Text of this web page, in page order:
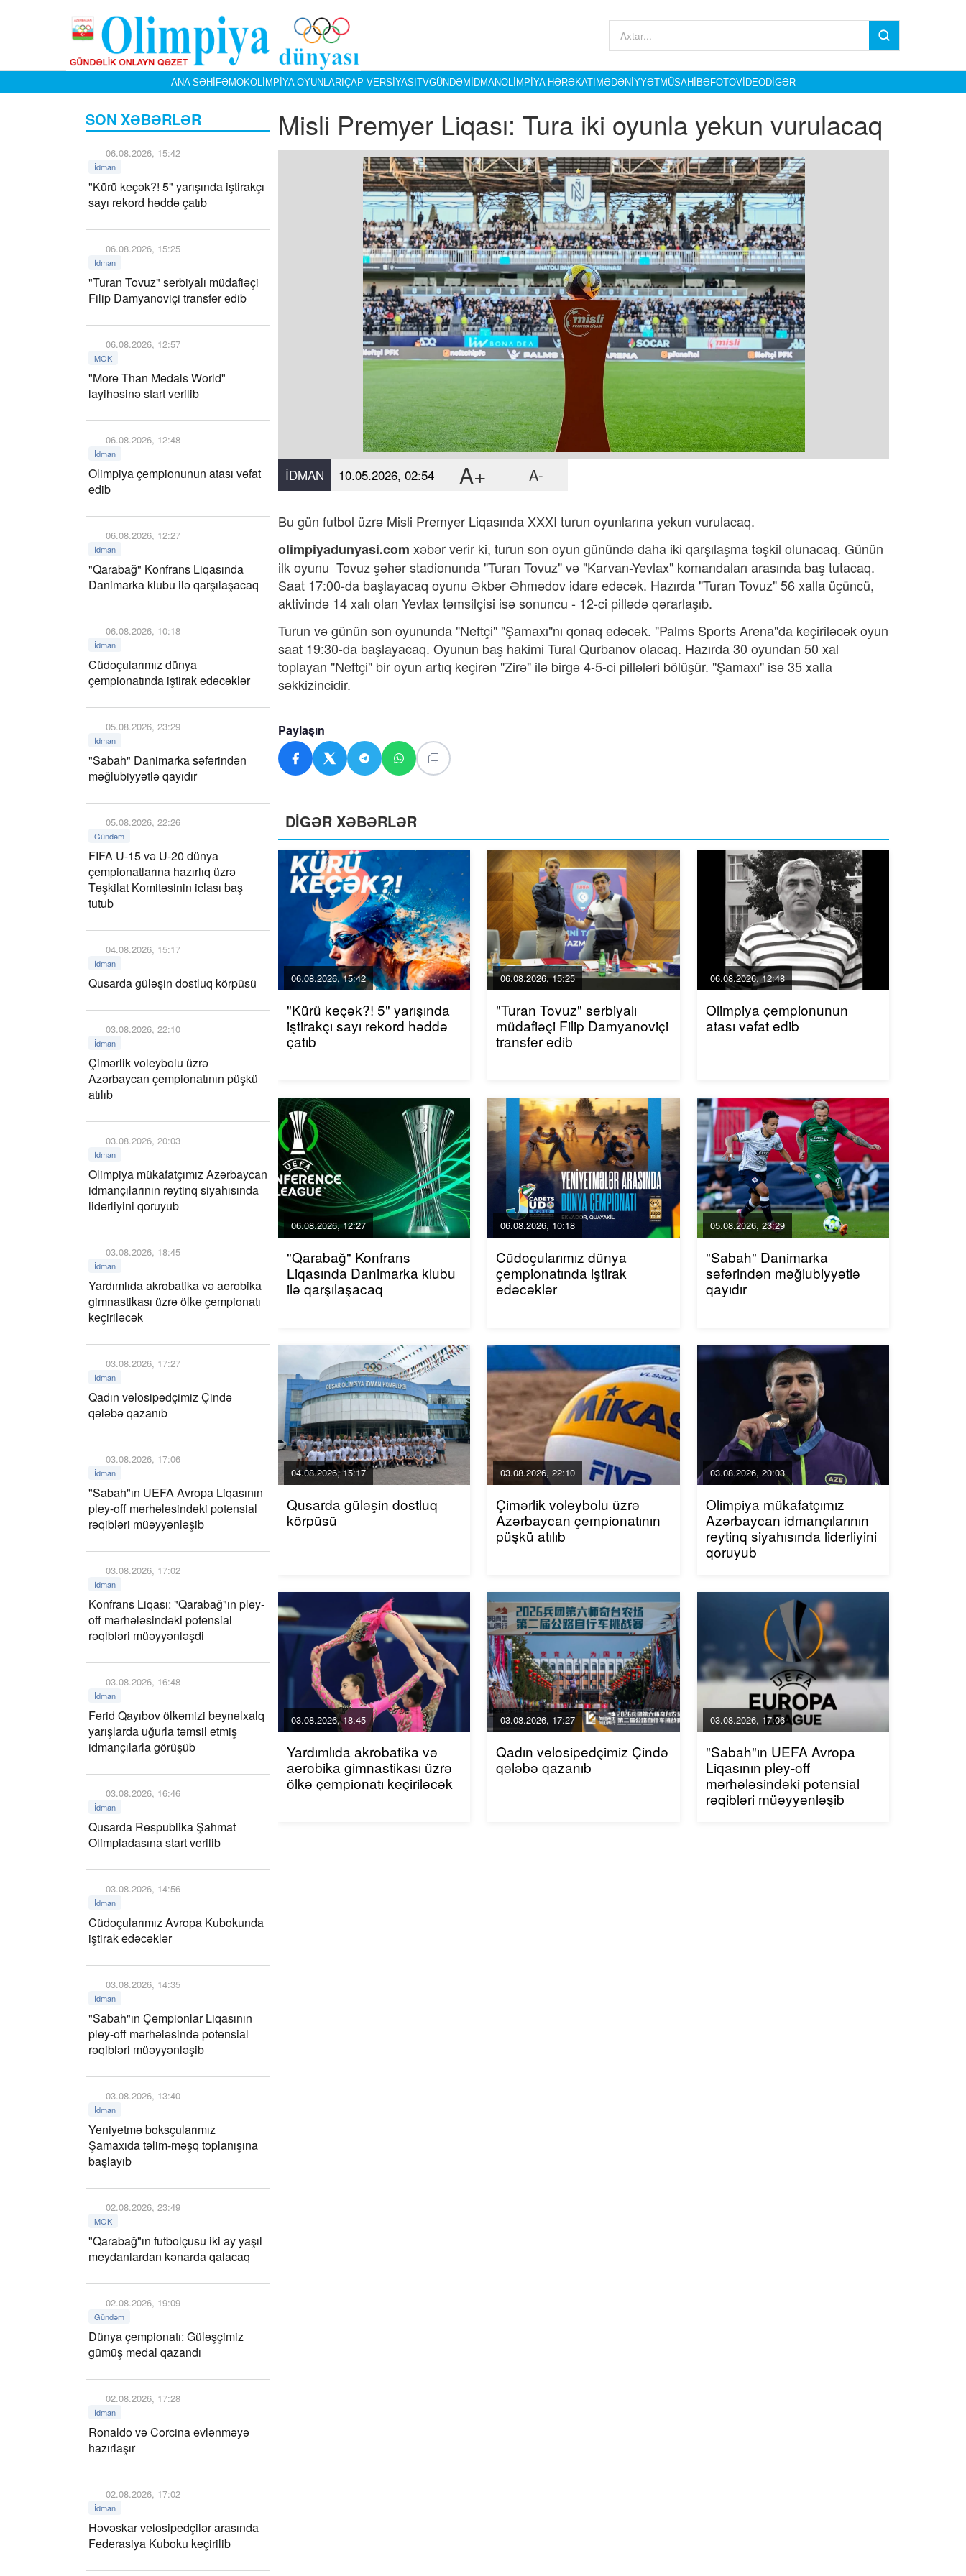
ANA SƏHIFƏMOKOLIMPIYA OYUNLARIÇAP VERSIYASITVGÜNDƏMİDMANOLIMPIYA HƏRƏKATIMƏDƏNIYYƏTMÜSAHIBƏFOTOVIDEODIGƏR
SON XƏBƏRLƏR
06.08.2026, 15:42
İdman
"Kürü keçək?! 5" yarışında iştirakçı
sayı rekord həddə çatıb
06.08.2026, 15:25
İdman
"Turan Tovuz" serbiyalı müdafiəçi
Filip Damyanoviçi transfer edib
06.08.2026, 12:57
MOK
"More Than Medals World"
layihəsinə start verilib
06.08.2026, 12:48
İdman
Olimpiya çempionunun atası vəfat
edib
06.08.2026, 12:27
İdman
"Qarabağ" Konfrans Liqasında
Danimarka klubu ilə qarşılaşacaq
06.08.2026, 10:18
İdman
Cüdoçularımız dünya
çempionatında iştirak edəcəklər
05.08.2026, 23:29
İdman
"Sabah" Danimarka səfərindən
məğlubiyyətlə qayıdır
05.08.2026, 22:26
Gündəm
FIFA U-15 və U-20 dünya
çempionatlarına hazırlıq üzrə
Təşkilat Komitəsinin iclası baş
tutub
04.08.2026, 15:17
İdman
Qusarda güləşin dostluq körpüsü
03.08.2026, 22:10
İdman
Çimərlik voleybolu üzrə
Azərbaycan çempionatının püşkü
atılıb
03.08.2026, 20:03
İdman
Olimpiya mükafatçımız Azərbaycan
idmançılarının reytinq siyahısında
liderliyini qoruyub
03.08.2026, 18:45
İdman
Yardımlıda akrobatika və aerobika
gimnastikası üzrə ölkə çempionatı
keçiriləcək
03.08.2026, 17:27
İdman
Qadın velosipedçimiz Çində
qələbə qazanıb
03.08.2026, 17:06
İdman
"Sabah"ın UEFA Avropa Liqasının
pley-off mərhələsindəki potensial
rəqibləri müəyyənləşib
03.08.2026, 17:02
İdman
Konfrans Liqası: "Qarabağ"ın pley-
off mərhələsindəki potensial
rəqibləri müəyyənləşdi
03.08.2026, 16:48
İdman
Fərid Qayıbov ölkəmizi beynəlxalq
yarışlarda uğurla təmsil etmiş
idmançılarla görüşüb
03.08.2026, 16:46
İdman
Qusarda Respublika Şahmat
Olimpiadasına start verilib
03.08.2026, 14:56
İdman
Cüdoçularımız Avropa Kubokunda
iştirak edəcəklər
03.08.2026, 14:35
İdman
"Sabah"ın Çempionlar Liqasının
pley-off mərhələsində potensial
rəqibləri müəyyənləşib
03.08.2026, 13:40
İdman
Yeniyetmə boksçularımız
Şamaxıda təlim-məşq toplanışına
başlayıb
02.08.2026, 23:49
MOK
"Qarabağ"ın futbolçusu iki ay yaşıl
meydanlardan kənarda qalacaq
02.08.2026, 19:09
Gündəm
Dünya çempionatı: Güləşçimiz
gümüş medal qazandı
02.08.2026, 17:28
İdman
Ronaldo və Corcina evlənməyə
hazırlaşır
02.08.2026, 17:02
İdman
Həvəskar velosipedçilər arasında
Federasiya Kuboku keçirilib
Misli Premyer Liqası: Tura iki oyunla yekun vurulacaq
İDMAN 10.05.2026, 02:54 A+ A-
Bu gün futbol üzrə Misli Premyer Liqasında XXXI turun oyunlarına yekun vurulacaq.
olimpiyadunyasi.com xəbər verir ki, turun son oyun günündə daha iki qarşılaşma təşkil olunacaq. Günün
ilk oyunu Tovuz şəhər stadionunda "Turan Tovuz" və "Karvan-Yevlax" komandaları arasında baş tutacaq.
Saat 17:00-da başlayacaq oyunu Əkbər Əhmədov idarə edəcək. Hazırda "Turan Tovuz" 56 xalla üçüncü,
aktivində 14 xalı olan Yevlax təmsilçisi isə sonuncu - 12-ci pillədə qərarlaşıb.
Turun və günün son oyununda "Neftçi" "Şamaxı"nı qonaq edəcək. "Palms Sports Arena"da keçiriləcək oyun
saat 19:30-da başlayacaq. Oyunun baş hakimi Tural Qurbanov olacaq. Hazırda 30 oyundan 50 xal
toplayan "Neftçi" bir oyun artıq keçirən "Zirə" ilə birgə 4-5-ci pillələri bölüşür. "Şamaxı" isə 35 xalla
səkkizincidir.
Paylaşın
DİGƏR XƏBƏRLƏR
06.08.2026, 15:42
"Kürü keçək?! 5" yarışında
iştirakçı sayı rekord həddə
çatıb
06.08.2026, 15:25
"Turan Tovuz" serbiyalı
müdafiəçi Filip Damyanoviçi
transfer edib
06.08.2026, 12:48
Olimpiya çempionunun
atası vəfat edib
06.08.2026, 12:27
"Qarabağ" Konfrans
Liqasında Danimarka klubu
ilə qarşılaşacaq
06.08.2026, 10:18
Cüdoçularımız dünya
çempionatında iştirak
edəcəklər
05.08.2026, 23:29
"Sabah" Danimarka
səfərindən məğlubiyyətlə
qayıdır
04.08.2026, 15:17
Qusarda güləşin dostluq
körpüsü
03.08.2026, 22:10
Çimərlik voleybolu üzrə
Azərbaycan çempionatının
püşkü atılıb
03.08.2026, 20:03
Olimpiya mükafatçımız
Azərbaycan idmançılarının
reytinq siyahısında liderliyini
qoruyub
03.08.2026, 18:45
Yardımlıda akrobatika və
aerobika gimnastikası üzrə
ölkə çempionatı keçiriləcək
03.08.2026, 17:27
Qadın velosipedçimiz Çində
qələbə qazanıb
03.08.2026, 17:06
"Sabah"ın UEFA Avropa
Liqasının pley-off
mərhələsindəki potensial
rəqibləri müəyyənləşib